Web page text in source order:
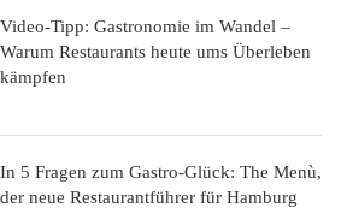
Video-Tipp: Gastronomie im Wandel –
Warum Restaurants heute ums Überleben
kämpfen
In 5 Fragen zum Gastro-Glück: The Menù,
der neue Restaurantführer für Hamburg